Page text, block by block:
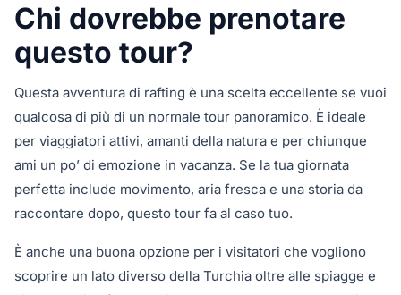
Chi dovrebbe prenotare
questo tour?
Questa avventura di rafting è una scelta eccellente se vuoi
qualcosa di più di un normale tour panoramico. È ideale
per viaggiatori attivi, amanti della natura e per chiunque
ami un po’ di emozione in vacanza. Se la tua giornata
perfetta include movimento, aria fresca e una storia da
raccontare dopo, questo tour fa al caso tuo.
È anche una buona opzione per i visitatori che vogliono
scoprire un lato diverso della Turchia oltre alle spiagge e